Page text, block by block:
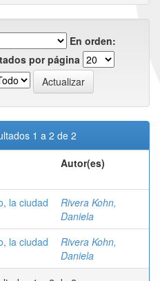
En orden:
por página
1 a 2 de 2
Autor(es)
la ciudad
Rivera Kohn,
Daniela
la ciudad
Rivera Kohn,
Daniela